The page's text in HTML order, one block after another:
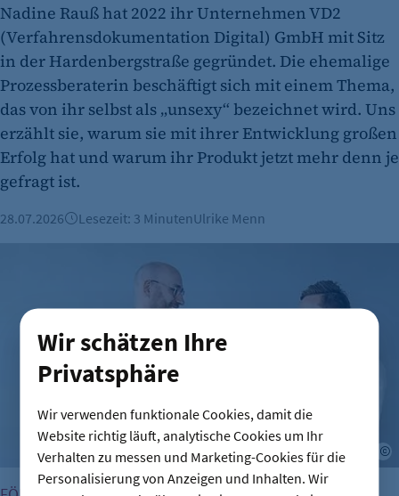
Wir schätzen Ihre
Privatsphäre
Wir verwenden funktionale Cookies, damit die
Website richtig läuft, analytische Cookies um Ihr
Verhalten zu messen und Marketing-Cookies für die
Personalisierung von Anzeigen und Inhalten. Wir
Nadine Rauß hat 2022 ihr Unternehmen VD2
(Verfahrensdokumentation Digital) GmbH mit Sitz
in der Hardenbergstraße gegründet. Die ehemalige
Prozessberaterin beschäftigt sich mit einem Thema,
das von ihr selbst als „unsexy“ bezeichnet wird. Uns
erzählt sie, warum sie mit ihrer Entwicklung großen
Erfolg hat und warum ihr Produkt jetzt mehr denn je
gefragt ist.
28.07.2026 Lesezeit: 3 MinutenUlrike Menn